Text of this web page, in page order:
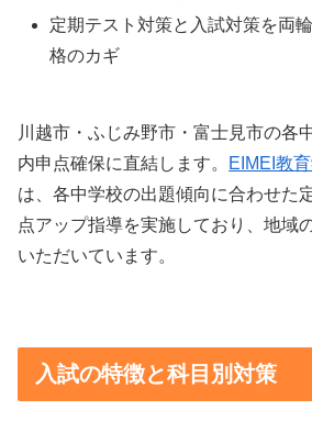
定期テスト対策と入試対策を両
格のカギ
川越市・ふじみ野市・富士見市の各
内申点確保に直結します。
EIMEI教
は、各中学校の出題傾向に合わせた
点アップ指導を実施しており、地域
いただいています。
入試の特徴と科目別対策